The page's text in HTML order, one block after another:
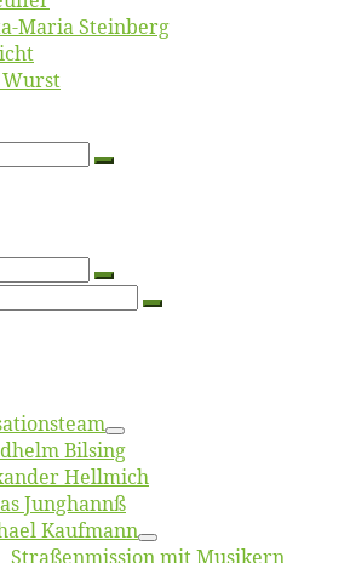
Ma­ria Steinberg
Suche
Suche
Suche
Bilsing
Hellmich
Junghannß
Kaufmann
Straßenmis­sion mit Musikern